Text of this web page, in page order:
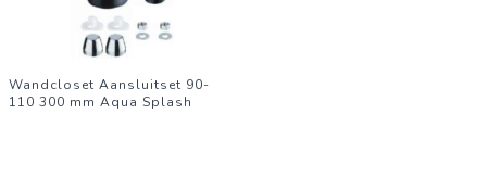
Wandcloset Aansluitset 90-
110 300 mm Aqua Splash